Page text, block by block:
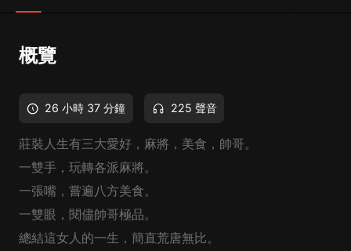
概覽
26 小時 37 分鐘 225 聲音
莊裝人生有三大愛好，麻將，美食，帥哥。
一雙手，玩轉各派麻將。
一張嘴，嘗遍八方美食。
一雙眼，閱儘帥哥極品。
總結這女人的一生，簡直荒唐無比。